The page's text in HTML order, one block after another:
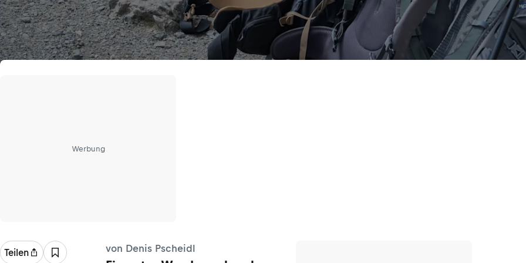
Werbung
Teilen von Denis Pscheidl